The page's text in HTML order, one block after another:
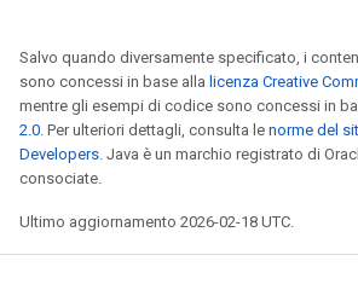
Salvo quando diversamente specificato, i
sono concessi in base alla licenza Creative
mentre gli esempi di codice sono concessi in
2.0. Per ulteriori dettagli, consulta le norme del
Developers. Java è un marchio registrato di
consociate.
Ultimo aggiornamento 2026-02-18 UTC.